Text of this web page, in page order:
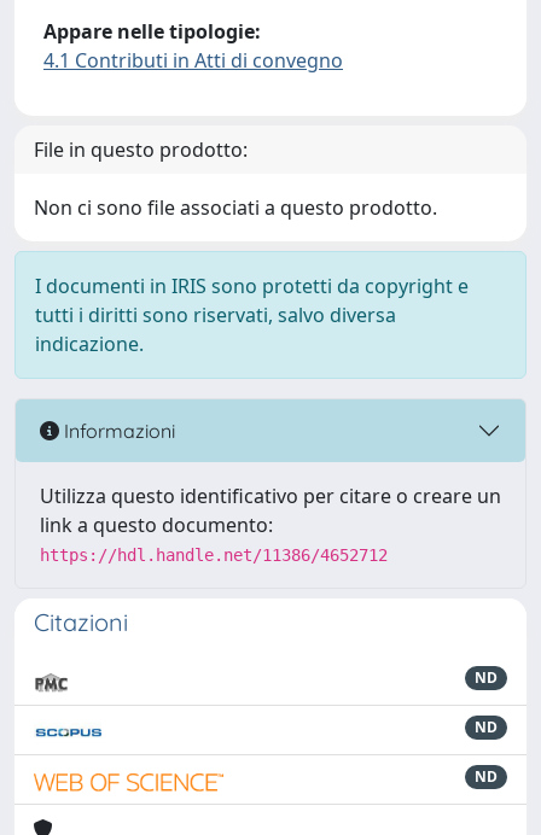
Appare nelle tipologie:
4.1 Contributi in Atti di convegno
File in questo prodotto:
Non ci sono file associati a questo prodotto.
I documenti in IRIS sono protetti da copyright e
tutti i diritti sono riservati, salvo diversa
indicazione.
Informazioni
Utilizza questo identificativo per citare o creare un
link a questo documento:
https://hdl.handle.net/11386/4652712
Citazioni
ND
ND
ND